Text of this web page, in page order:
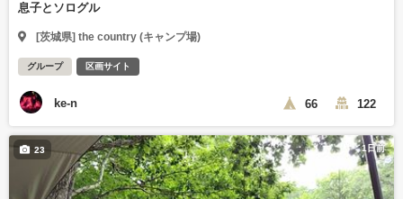
息子とソログル
[茨城県] the country (キャンプ場)
グループ 区画サイト
ke-n 66 122
1日前
23